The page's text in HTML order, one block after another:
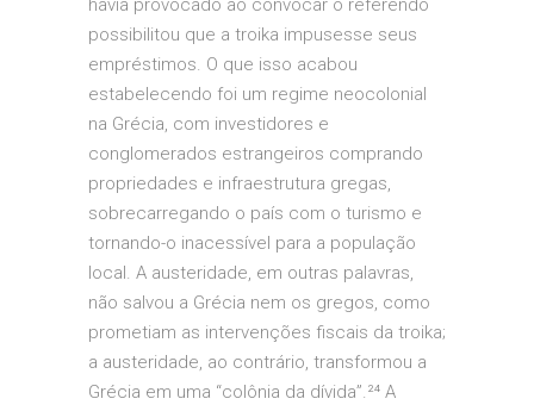
havia provocado ao convocar o referendo
possibilitou que a troika impusesse seus
empréstimos. O que isso acabou
estabelecendo foi um regime neocolonial
na Grécia, com investidores e
conglomerados estrangeiros comprando
propriedades e infraestrutura gregas,
sobrecarregando o país com o turismo e
tornando-o inacessível para a população
local. A austeridade, em outras palavras,
não salvou a Grécia nem os gregos, como
prometiam as intervenções fiscais da troika;
a austeridade, ao contrário, transformou a
Grécia em uma “colônia da dívida”.²⁴ A